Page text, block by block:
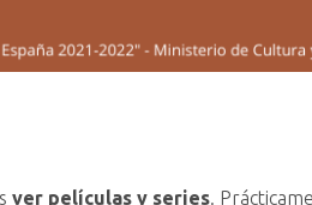
ver películas y series.